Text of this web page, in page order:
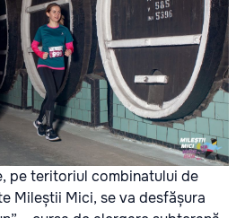
pe teritoriul combinatului de
Mileștii Mici, se va desfășura